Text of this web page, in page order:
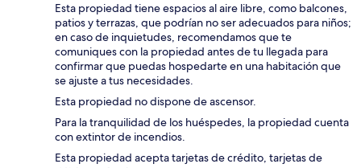
Esta propiedad tiene espacios al aire libre, como balcones,
patios y terrazas, que podrían no ser adecuados para niños;
en caso de inquietudes, recomendamos que te
comuniques con la propiedad antes de tu llegada para
confirmar que puedas hospedarte en una habitación que
se ajuste a tus necesidades.
Esta propiedad no dispone de ascensor.
Para la tranquilidad de los huéspedes, la propiedad cuenta
con extintor de incendios.
Esta propiedad acepta tarjetas de crédito, tarjetas de